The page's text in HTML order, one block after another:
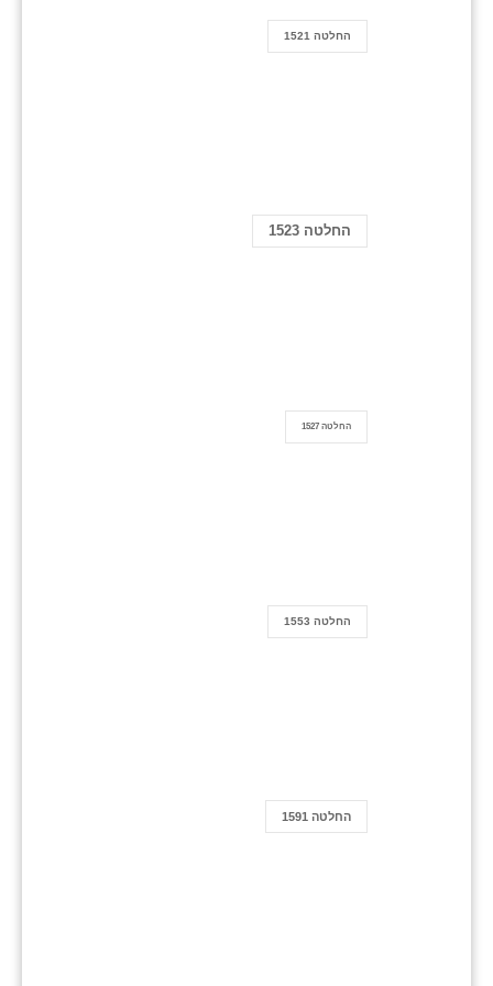
החלטה 1521
החלטה 1523
החלטה 1527
החלטה 1553
החלטה 1591